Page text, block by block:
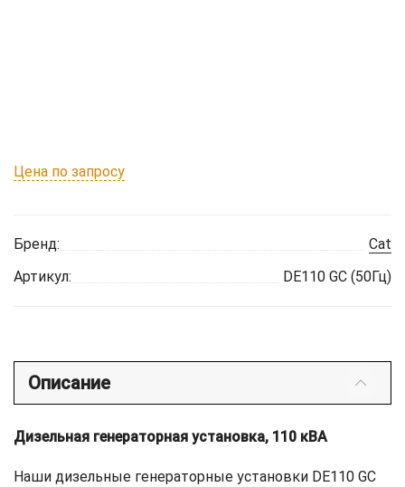
Цена по запросу
Бренд:
Cat
Артикул:
DE110 GC (50Гц)
Описание
Дизельная генераторная установка, 110 кВА
Наши дизельные генераторные установки DE110 GC